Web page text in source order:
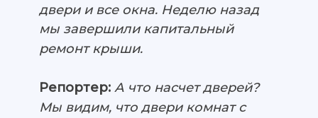
двери и все окна. Неделю назад
мы завершили капитальный
ремонт крыши.
Репортер:А что насчет дверей?
Мы видим, что двери комнат с